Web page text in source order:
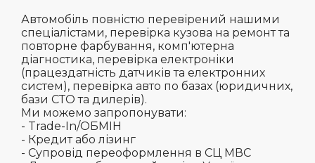
Автомобіль повністю перевірений нашими
спеціалістами, перевірка кузова на ремонт та
повторне фарбування, комп'ютерна
діагностика, перевірка електроніки
(працездатність датчиків та електронних
систем), перевірка авто по базах (юридичних,
бази СТО та дилерів).
Ми можемо запропонувати:
- Trade-In/ОБМІН
- Кредит або лізинг
- Супровід переоформлення в СЦ МВС